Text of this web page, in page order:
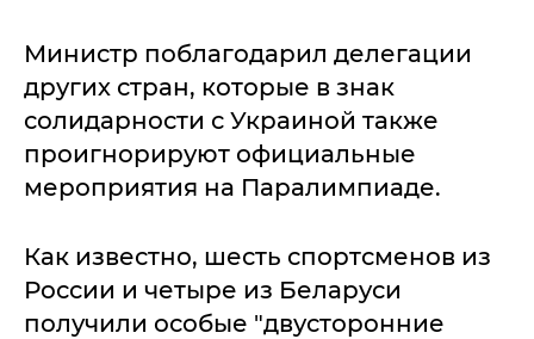
Министр поблагодарил делегации
других стран, которые в знак
солидарности с Украиной также
проигнорируют официальные
мероприятия на Паралимпиаде.
Как известно, шесть спортсменов из
России и четыре из Беларуси
получили особые "двусторонние